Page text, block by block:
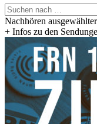
Suchen
nach …
Nachhören
+ Infos zu den